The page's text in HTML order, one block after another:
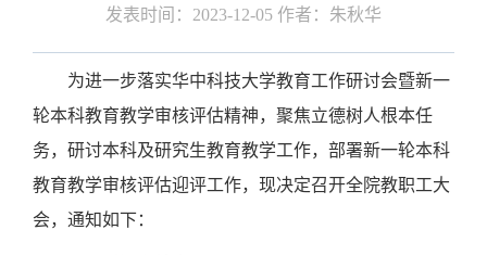
发表时间：2023-12-05 作者：朱秋华
为进一步落实华中科技大学教育工作研讨会暨新一
轮本科教育教学审核评估精神，聚焦立德树人根本任
务，研讨本科及研究生教育教学工作，部署新一轮本科
教育教学审核评估迎评工作，现决定召开全院教职工大
会，通知如下：